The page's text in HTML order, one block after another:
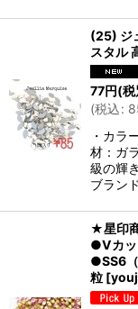
(25) ジ
スタル
77円(税
(税込:
・カラ
材：ガ
級の輝
ブラン
★星印
●Vカッ
●SS6
粒 [